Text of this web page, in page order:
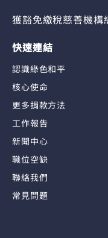
獲豁免繳稅慈善機
快速連結
認識綠色和平
核心使命
更多捐款方法
工作報告
新聞中心
職位空缺
聯絡我們
常見問題